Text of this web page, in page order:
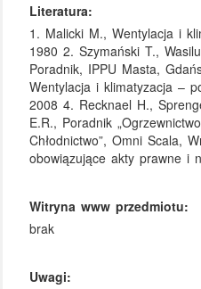
Literatura:
1. Malicki M., Wentylacja i
1980 2. Szymański T.,
Poradnik, IPPU Masta,
Wentylacja i klimatyzacja –
2008 4. Recknael H.,
E.R., Poradnik
Chłodnictwo”, Omni Scala,
obowiązujące akty prawne i
Witryna www przedmiotu:
brak
Uwagi: